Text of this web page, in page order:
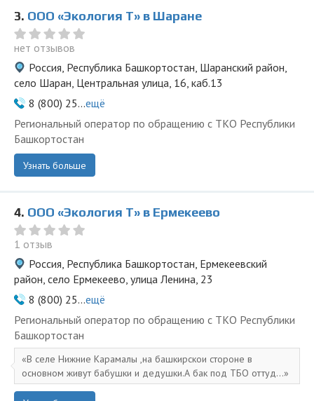
3. ООО «Экология Т» в Шаране
нет отзывов
Россия, Республика Башкортостан, Шаранский район,
село Шаран, Центральная улица, 16, каб.13
8 (800) 25...ещё
Региональный оператор по обращению с ТКО Республики
Башкортостан
Узнать больше
4. ООО «Экология Т» в Ермекеево
1 отзыв
Россия, Республика Башкортостан, Ермекеевский
район, село Ермекеево, улица Ленина, 23
8 (800) 25...ещё
Региональный оператор по обращению с ТКО Республики
Башкортостан
В селе Нижние Карамалы ,на башкирскои стороне в
основном живут бабушки и дедушки.А бак под ТБО оттуд...